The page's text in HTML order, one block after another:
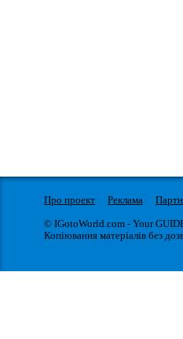
Про проект Реклама
© IGotoWorld.com - Your
Копіювання матеріалів без